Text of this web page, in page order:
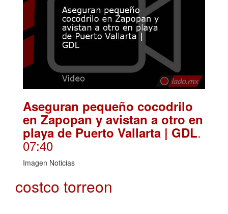
Aseguran pequeño cocodrilo
en Zapopan y avistan a otro en
playa de Puerto Vallarta | GDL.
07:40
Imagen Noticias
costco torreon